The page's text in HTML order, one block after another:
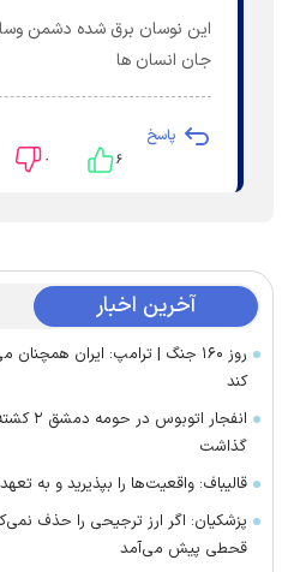
این نوسان برق شده دشمن
جان انسان ها
پاسخ
۶ ۰
آخرین اخبار
روز ۱۶۰ جنگ | ترامپ: ایران
کند
گذاشت
قالیباف: واقعیت‌ها را بپذیرید و به
پزشکیان: اگر ارز ترجیحی را حذف
قحطی پیش می‌آمد